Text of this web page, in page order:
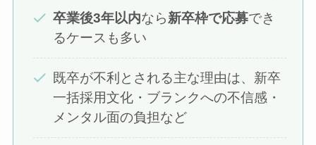
卒業後3年以内なら新卒枠で応募でき
るケースも多い
既卒が不利とされる主な理由は、新卒
一括採用文化・ブランクへの不信感・
メンタル面の負担など